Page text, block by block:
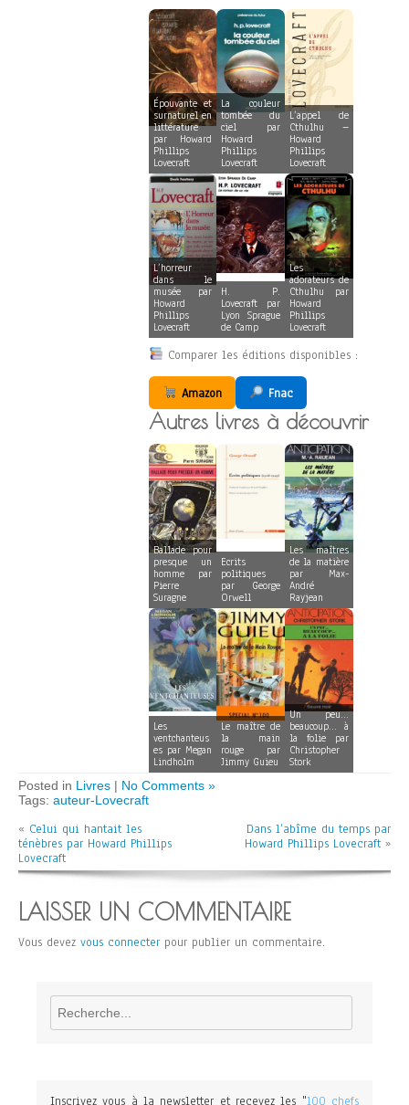
Épouvante et
surnaturel en
littérature
par Howard
Phillips
Lovecraft
La couleur
tombée du
ciel par
Howard
Phillips
Lovecraft
L’appel de
Cthulhu –
Howard
Phillips
Lovecraft
L’horreur
dans le
musée par
Howard
Phillips
Lovecraft
H. P.
Lovecraft par
Lyon Sprague
de Camp
Les
adorateurs de
Cthulhu par
Howard
Phillips
Lovecraft
Comparer les éditions disponibles :
Amazon Fnac
Autres livres à découvrir
Ballade pour
presque un
homme par
Pierre
Suragne
Ecrits
politiques
par George
Orwell
Les maîtres
de la matière
par Max-
André
Rayjean
Les
ventchanteus
es par Megan
Lindholm
Le maître de
la main
rouge par
Jimmy Guieu
Un peu…
beaucoup… à
la folie par
Christopher
Stork
Posted in Livres | No Comments »
Tags: auteur-Lovecraft
« Celui qui hantait les
ténèbres par Howard Phillips
Lovecraft
Dans l’abîme du temps par
Howard Phillips Lovecraft »
LAISSER UN COMMENTAIRE
Vous devez vous connecter pour publier un commentaire.
Rechercher
Inscrivez vous à la newsletter et recevez les "100 chefs